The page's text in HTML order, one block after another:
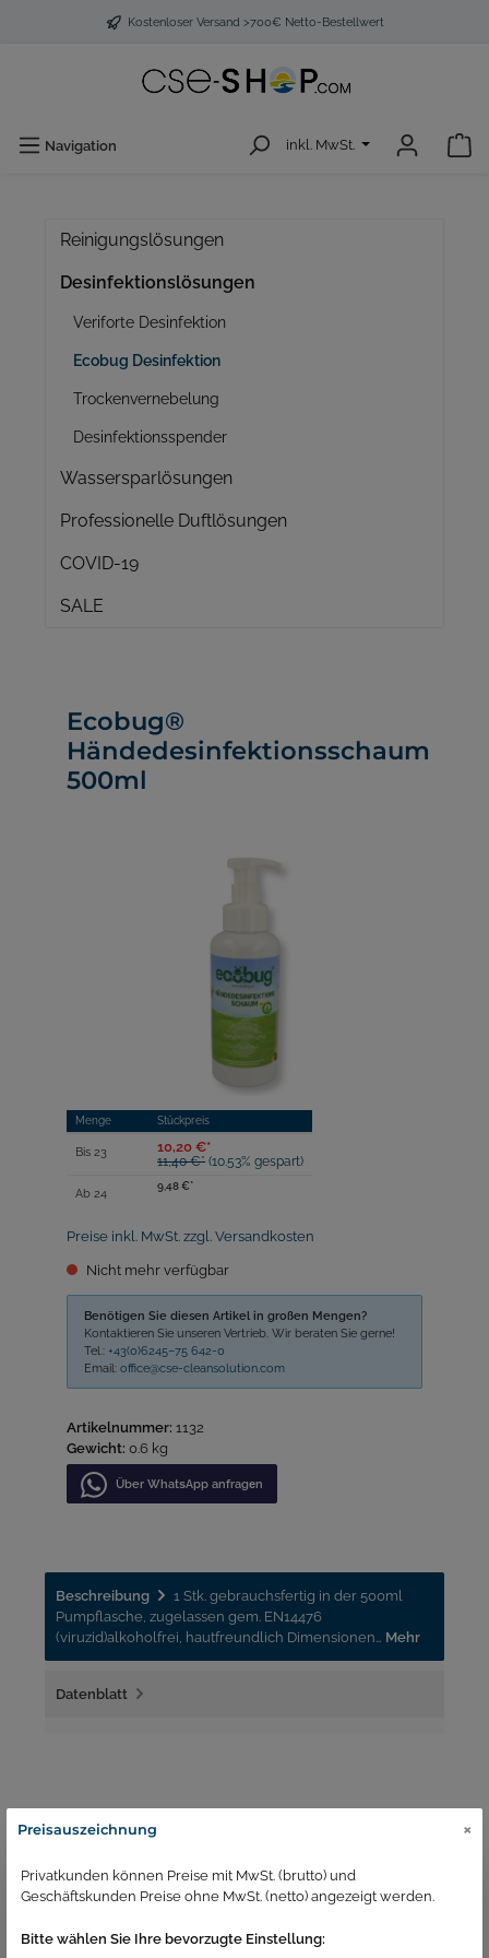
Kostenloser Versand >700€ Netto-Bestellwert
Navigation inkl. MwSt.
Reinigungslösungen
Desinfektionslösungen
Veriforte Desinfektion
Ecobug Desinfektion
Trockenvernebelung
Desinfektionsspender
Wassersparlösungen
Professionelle Duftlösungen
COVID-19
SALE
Ecobug®
Händedesinfektionsschaum
500ml
Menge Stückpreis
Bis 23 10,20 €*
11,40 €* (10.53% gespart)
Ab 24 9,48 €*
Preise inkl. MwSt. zzgl. Versandkosten
Nicht mehr verfügbar
Benötigen Sie diesen Artikel in großen Mengen?
Kontaktieren Sie unseren Vertrieb. Wir beraten Sie gerne!
Tel.: +43(0)6245–75 642-0
Email: office@cse-cleansolution.com
Artikelnummer: 1132
Gewicht: 0.6 kg
Über WhatѕApp anfragеn
Beschreibung
1 Stk. gebrauchsfertig in der 500ml
Pumpflasche, zugelassen gem. EN14476
(viruzid)alkoholfrei, hautfreundlich Dimensionen… Mehr
Datenblatt
Preisauszeichnung ×
Privatkunden können Preise mit MwSt. (brutto) und
Geschäftskunden Preise ohne MwSt. (netto) angezeigt werden.
Bitte wählen Sie Ihre bevorzugte Einstellung: